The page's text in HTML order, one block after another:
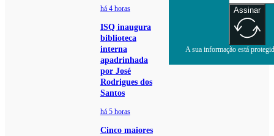
há 4 horas
ISQ inaugura
biblioteca
interna
apadrinhada
por José
Rodrigues dos
Santos
há 5 horas
Cinco maiores
Assinar
A sua informação está